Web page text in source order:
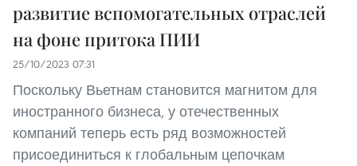
развитие вспомогательных отраслей
на фоне притока ПИИ
25/10/2023 07:31
Поскольку Вьетнам становится магнитом для
иностранного бизнеса, у отечественных
компаний теперь есть ряд возможностей
присоединиться к глобальным цепочкам